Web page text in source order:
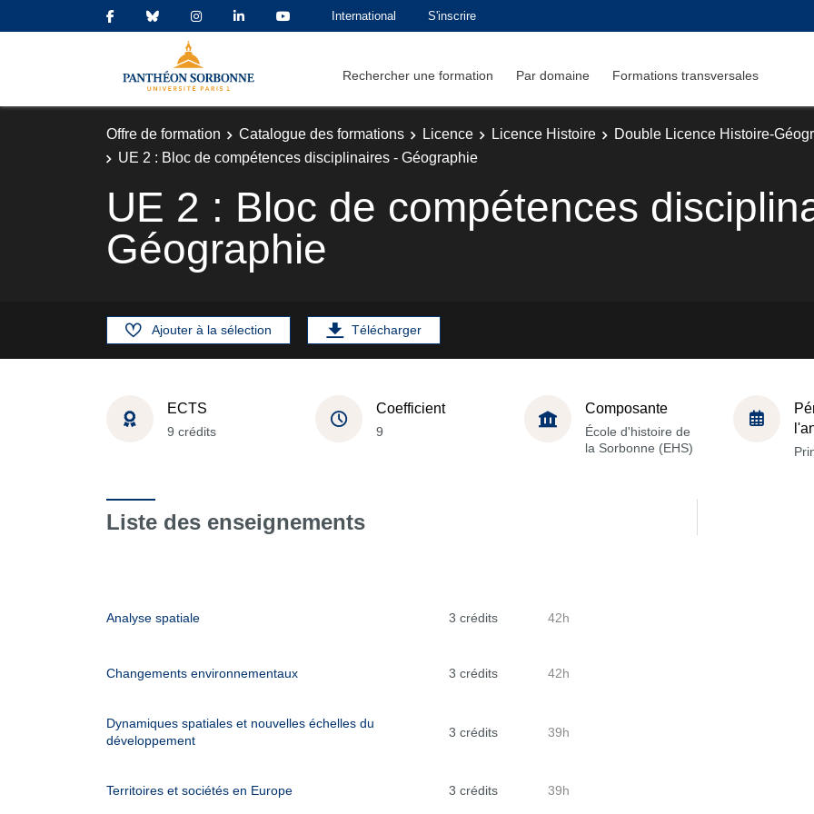
International S'inscrire
Rechercher une formation Par domaine Formations transversales
Offre de formation Catalogue des formations Licence Licence Histoire
Double Licence Histoire-
UE 2 : Bloc de compétences disciplinaires - Géographie
UE 2 : Bloc de compétences
Géographie
Ajouter à la sélection Télécharger
ECTS
9 crédits
Coefficient
9
Composante
École d'histoire de
la Sorbonne (EHS)
Liste des enseignements
Analyse spatiale 3 crédits 42h
Changements environnementaux 3 crédits 42h
Dynamiques spatiales et nouvelles échelles du
développement
3 crédits 39h
Territoires et sociétés en Europe 3 crédits 39h